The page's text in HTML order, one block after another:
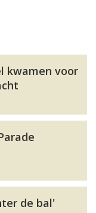
kwamen voor
de bal'